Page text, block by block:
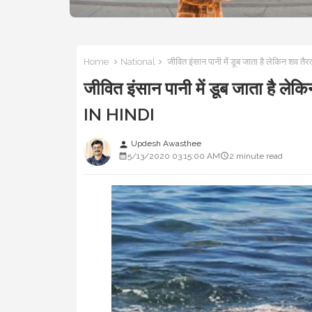
Home National जीवित इंसान पानी में डूब जाता है लेकिन शव
जीवित इंसान पानी में डूब जाता है
IN HINDI
person Updesh Awasthee
5/13/2020 03:15:00 AM
2 minute read